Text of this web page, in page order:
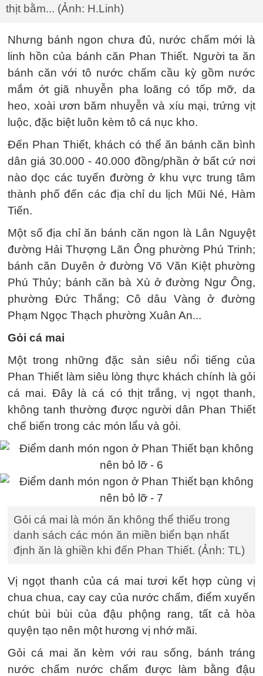
thịt bằm... (Ảnh: H.Linh)
Nhưng bánh ngon chưa đủ, nước chấm mới là
linh hồn của bánh căn Phan Thiết. Người ta ăn
bánh căn với tô nước chấm cầu kỳ gồm nước
mắm ớt giã nhuyễn pha loãng có tốp mỡ, da
heo, xoài ươn băm nhuyễn và xíu mại, trứng vịt
luộc, đặc biệt luôn kèm tô cá nục kho.
Đến Phan Thiết, khách có thể ăn bánh căn bình
dân giá 30.000 - 40.000 đồng/phần ở bất cứ nơi
nào dọc các tuyến đường ở khu vực trung tâm
thành phố đến các địa chỉ du lịch Mũi Né, Hàm
Tiến.
Một số địa chỉ ăn bánh căn ngon là Lân Nguyệt
đường Hải Thượng Lãn Ông phường Phú Trinh;
bánh căn Duyên ở đường Võ Văn Kiệt phường
Phú Thủy; bánh căn bà Xù ở đường Ngư Ông,
phường Đức Thắng; Cô dâu Vàng ở đường
Phạm Ngọc Thạch phường Xuân An...
Gỏi cá mai
Một trong những đặc sản siêu nổi tiếng của
Phan Thiết làm siêu lòng thực khách chính là gỏi
cá mai. Đây là cá có thịt trắng, vị ngọt thanh,
không tanh thường được người dân Phan Thiết
chế biến trong các món lẩu và gỏi.
Gỏi cá mai là món ăn không thể thiếu trong
danh sách các món ăn miền biển bạn nhất
định ăn là ghiền khi đến Phan Thiết. (Ảnh: TL)
Vị ngọt thanh của cá mai tươi kết hợp cùng vị
chua chua, cay cay của nước chấm, điểm xuyến
chút bùi bùi của đậu phộng rang, tất cả hòa
quyện tạo nên một hương vị nhớ mãi.
Gỏi cá mai ăn kèm với rau sống, bánh tráng
nước chấm nước chấm được làm bằng đậu